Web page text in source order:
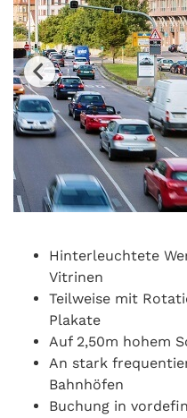
Hinterleuchtete
Vitrinen
Teilweise mit
Plakate
Auf 2,50m hohem
An stark
Bahnhöfen
Buchung in